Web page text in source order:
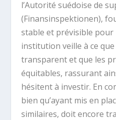
l’Autorité suédoise de
(Finansinspektionen),
stable et prévisible pour
institution veille à ce
transparent et que les
équitables, rassurant
hésitent à investir. En
bien qu’ayant mis en
similaires, doit encore